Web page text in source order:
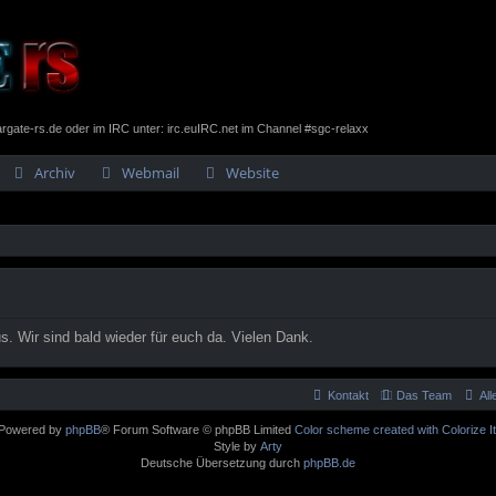
rs.de oder im IRC unter: irc.euIRC.net im Channel #sgc-relaxx
Archiv Webmail
Website
Wir sind bald wieder für euch da. Vielen Dank.
Das Team
Kontakt
Powered by phpBB® Forum Software © phpBB Limited Color scheme created with Colorize It.
Style by Arty
Deutsche Übersetzung durch phpBB.de